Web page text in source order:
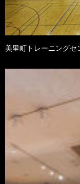
美里町トレーニングセ